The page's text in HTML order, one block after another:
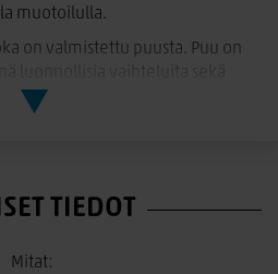
muotoilulla.
on valmistettu puusta. Puu on
tuote on ulkonäöltään
vältä huonekalujen sijoittamista
se voi aiheuttaa halkeamia.
TIEDOT
Mitat: